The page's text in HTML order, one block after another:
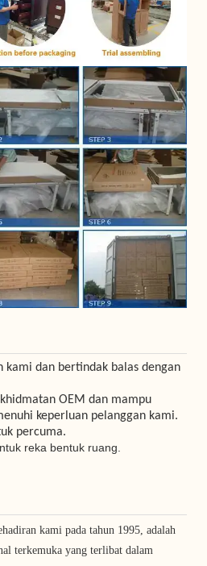
kami dan bertindak balas dengan
OEM dan mampu
keperluan pelanggan kami.
percuma.
reka bentuk ruang.
kami pada tahun 1995, adalah
terkemuka yang terlibat dalam